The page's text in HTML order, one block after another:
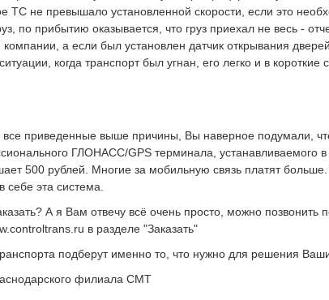
ТС не превышало установленной скорости, если это
по прибытию оказывается, что груз приехал не весь -
а если был установлен датчик открывания
когда транспорт был угнан, его легко и в
приведенные выше причины, Вы наверное подумали,
ГЛОНАСС/GPS терминала, устанавливаемого в
500 рублей. Многие за мобильную связь платят больше.
эта система.
А я Вам отвечу всё очень просто, можно
в разделе "Заказать"
подберут именно то, что нужно для решения
филиала СМТ